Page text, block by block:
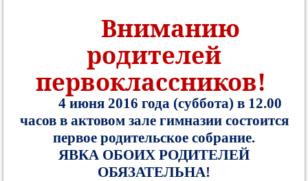
Вниманию
родителей
первоклассников!
4 июня 2016 года (суббота) в 12.00
часов в актовом зале гимназии состоится
первое родительское собрание.
ЯВКА ОБОИХ РОДИТЕЛЕЙ
ОБЯЗАТЕЛЬНА!